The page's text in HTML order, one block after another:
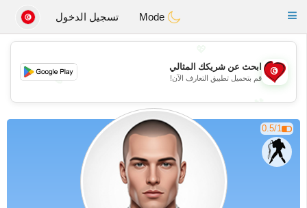
Tunisia Dating
Toggle
تسجيل الدخول
💖
💕
💕
ابحث عن شريكك المثالي
قم بتحميل تطبيق التعارف الآن!
0.5/1